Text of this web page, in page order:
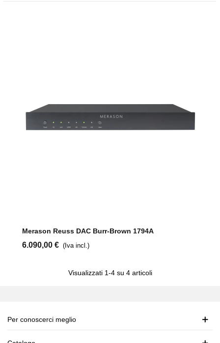
Merason Reuss DAC Burr-Brown 1794A
6.090,00 € (Iva incl.)
Visualizzati 1-4 su 4 articoli
Per conoscerci meglio